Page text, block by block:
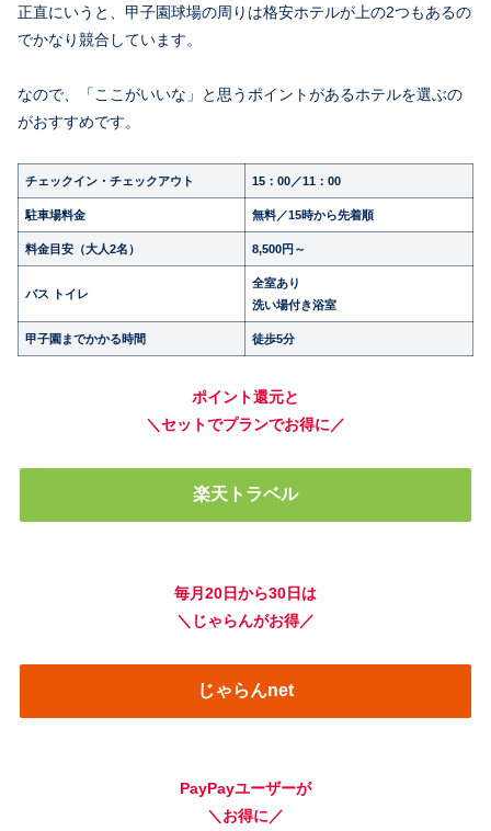
正直にいうと、甲子園球場の周りは格安ホテルが上の2つもあるの
でかなり競合しています。
なので、「ここがいいな」と思うポイントがあるホテルを選ぶの
がおすすめです。
チェックイン・チェックアウト 15：00／11：00
駐車場料金 無料／15時から先着順
料金目安（大人2名） 8,500円～
バス トイレ
全室あり
洗い場付き浴室
甲子園までかかる時間 徒歩5分
ポイント還元と
＼セットでプランでお得に／
楽天トラベル
毎月20日から30日は
＼じゃらんがお得／
じゃらんnet
PayPayユーザーが
＼お得に／